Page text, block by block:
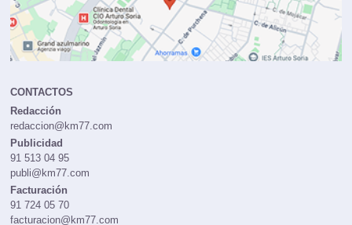
CONTACTOS
Redacción
redaccion@km77.com
Publicidad
91 513 04 95
publi@km77.com
Facturación
91 724 05 70